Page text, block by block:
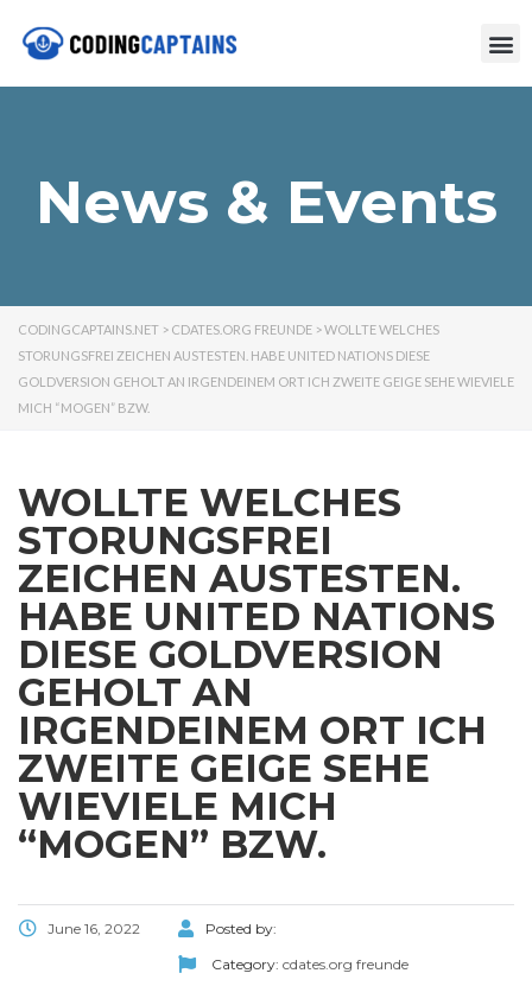
News & Events
CODINGCAPTAINS.NET > CDATES.ORG FREUNDE >WOLLTE WELCHES
STORUNGSFREI ZEICHEN AUSTESTEN. HABE UNITED NATIONS DIESE
GOLDVERSION GEHOLT AN IRGENDEINEM ORT ICH ZWEITE GEIGE SEHE WIEVIELE
MICH “MOGEN” BZW.
WOLLTE WELCHES
STORUNGSFREI
ZEICHEN AUSTESTEN.
HABE UNITED NATIONS
DIESE GOLDVERSION
GEHOLT AN
IRGENDEINEM ORT ICH
ZWEITE GEIGE SEHE
WIEVIELE MICH
“MOGEN” BZW.
June 16, 2022
Posted by:
Category: cdates.org freunde